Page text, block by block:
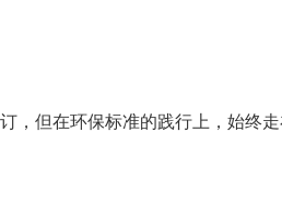
，但在环保标准的践行上，始终走